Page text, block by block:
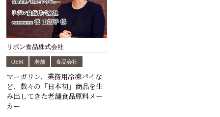
リボン食品株式会社
OEM 老舗 食品会社
マーガリン、業務用冷凍パイな
ど、数々の「日本初」商品を生
み出してきた老舗食品原料メー
カー